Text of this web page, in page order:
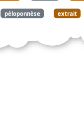
péloponnèse extrait